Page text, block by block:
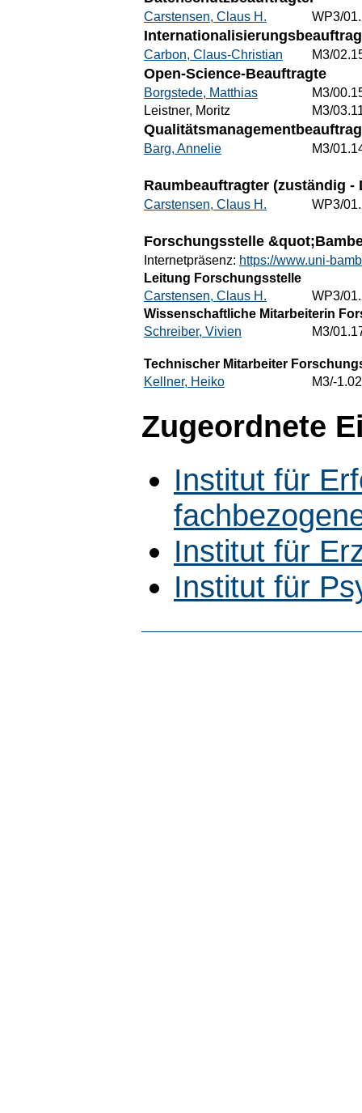
Carstensen, Claus H. WP3/
Carbon, Claus-Christian M3/
Open-Science-Beauftragte
Borgstede, Matthias
M3/
Leistner, Moritz
M3/
Barg, Annelie M3/
Raumbeauftragter (zuständig -
Carstensen, Claus H. WP3/
Forschungsstelle
Internetpräsenz: https://www.uni-
Leitung Forschungsstelle
Carstensen, Claus H.
WP3/
Wissenschaftliche Mitarbeiterin
Schreiber, Vivien
M3/
Technischer Mitarbeiter
Kellner, Heiko
M3/-1.02
Zugeordnete
Institut für
Institut für
Institut für